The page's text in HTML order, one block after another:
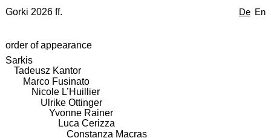
De En
Gorki 2026 ff.
order of appearance
Sarkis
Tadeusz Kantor
Marco Fusinato
Nicole L’Huillier
Ulrike Ottinger
Yvonne Rainer
Luca Cerizza
Constanza Macras